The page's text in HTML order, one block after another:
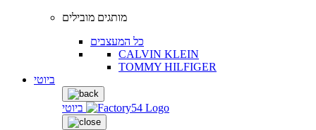
מותגים מובילים
כל המעצבים
CALVIN KLEIN
TOMMY HILFIGER
ביוטי
ביוטי